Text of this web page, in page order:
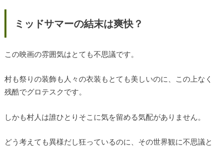
ミッドサマーの結末は爽快？
この映画の雰囲気はとても不思議です。
村も祭りの装飾も人々の衣装もとても美しいのに、この上なく
残酷でグロテスクです。
しかも村人は誰ひとりそこに気を留める気配がありません。
どう考えても異様だし狂っているのに、その世界観に不思議と